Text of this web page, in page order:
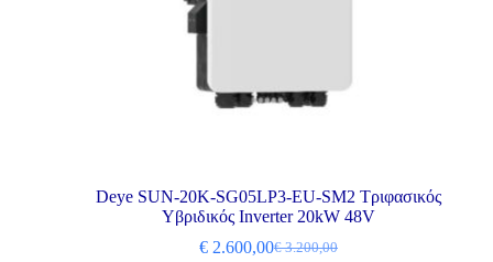
Deye SUN-20K-SG05LP3-EU-SM2 Τριφασικός
Υβριδικός Inverter 20kW 48V
€3.200,00
€2.600,00